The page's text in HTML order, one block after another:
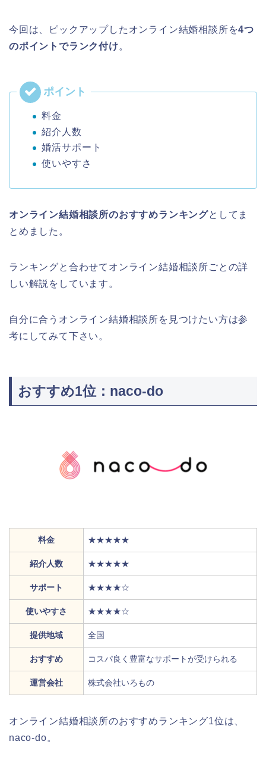
今回は、ピックアップしたオンライン結婚相談所を4つ
のポイントでランク付け。
料金
紹介人数
婚活サポート
使いやすさ
オンライン結婚相談所のおすすめランキングとしてま
とめました。
ランキングと合わせてオンライン結婚相談所ごとの詳
しい解説をしています。
自分に合うオンライン結婚相談所を見つけたい方は参
考にしてみて下さい。
おすすめ1位：naco-do
料金 ★★★★★
紹介人数 ★★★★★
サポート ★★★★☆
使いやすさ ★★★★☆
提供地域 全国
おすすめ コスパ良く豊富なサポートが受けられる
運営会社 株式会社いろもの
オンライン結婚相談所のおすすめランキング1位は、
naco-do。